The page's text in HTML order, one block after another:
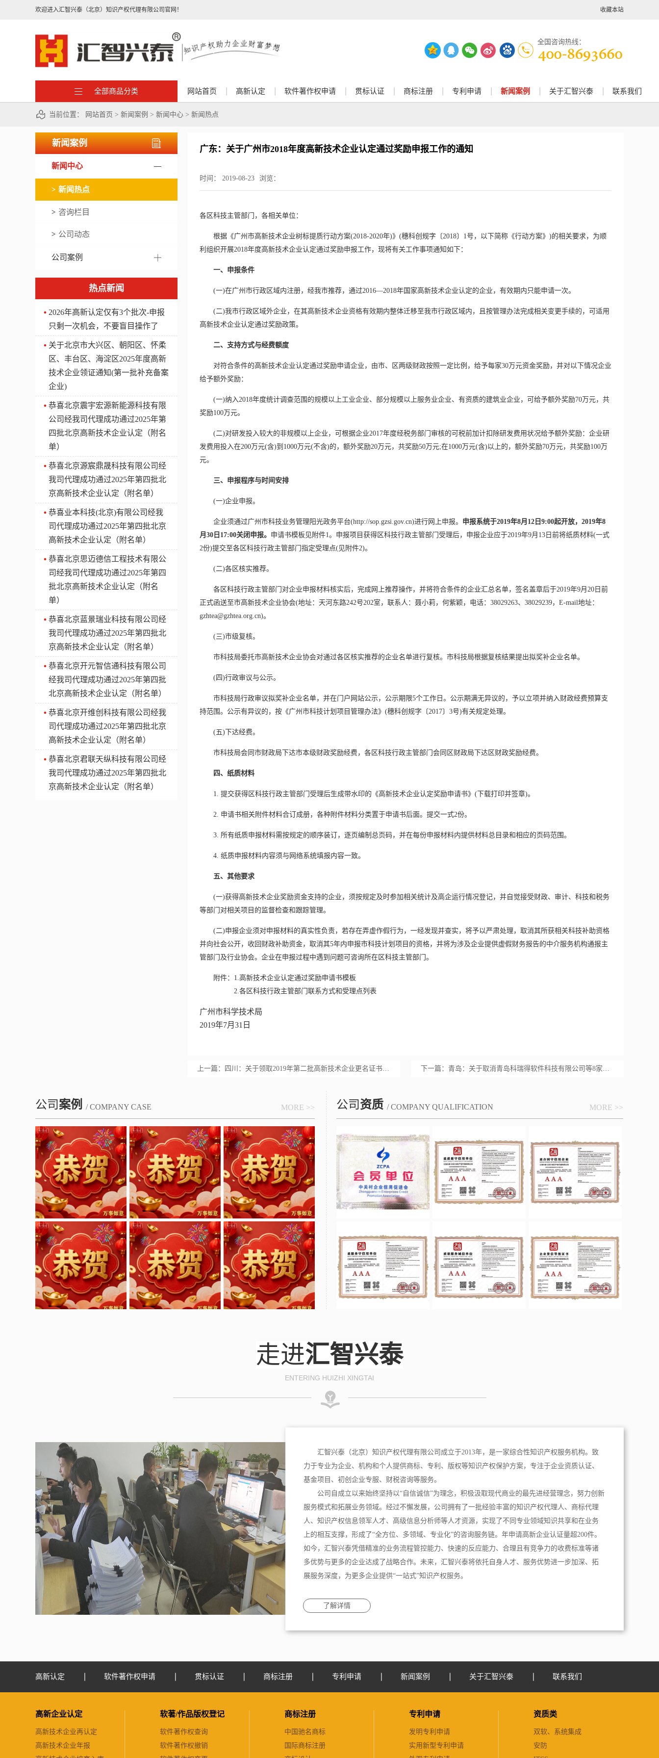
欢迎进入汇智兴泰（北京）知识产权代理有限公司官网！ 收藏本站
全国咨询热线：
全部商品分类 网站首页 高新认定 软件著作权申请 贯标认证 商标注册 专利申请 新闻案例 关于汇智兴泰 联系我们
当前位置： 网站首页 > 新闻案例 > 新闻中心 > 新闻热点
新闻案例
新闻中心
新闻热点
咨询栏目
公司动态
公司案例
热点新闻
2026年高新认定仅有3个批次-申报
只剩一次机会，不要盲目操作了
关于北京市大兴区、朝阳区、怀柔
区、丰台区、海淀区2025年度高新
技术企业领证通知(第一批补充备案
企业)
​恭喜北京震宇宏源新能源科技有限
公司经我司代理成功通过2025年第
四批北京高新技术企业认定（附名
单）
​恭喜北京源宸鼎晟科技有限公司经
我司代理成功通过2025年第四批北
京高新技术企业认定（附名单）
​恭喜业本科技(北京)有限公司经我
司代理成功通过2025年第四批北京
高新技术企业认定（附名单）
​恭喜北京思迈德信工程技术有限公
司经我司代理成功通过2025年第四
批北京高新技术企业认定（附名
单）
​恭喜北京蓝景瑞业科技有限公司经
我司代理成功通过2025年第四批北
京高新技术企业认定（附名单）
​恭喜北京开元智信通科技有限公司
经我司代理成功通过2025年第四批
北京高新技术企业认定（附名单）
​恭喜北京开维创科技有限公司经我
司代理成功通过2025年第四批北京
高新技术企业认定（附名单）
​恭喜北京君联天纵科技有限公司经
我司代理成功通过2025年第四批北
京高新技术企业认定（附名单）
广东：关于广州市2018年度高新技术企业认定通过奖励申报工作的通知
时间： 2019-08-23 浏览：
各区科技主管部门，各相关单位：
根据《广州市高新技术企业树标提质行动方案(2018-2020年)》(穗科创规字〔2018〕1号，以下简称《行动方案》)的相关要求，为顺
利组织开展2018年度高新技术企业认定通过奖励申报工作，现将有关工作事项通知如下：
一、申报条件
(一)在广州市行政区域内注册，经我市推荐，通过2016—2018年 国家高新技术企业认定的企业，有效期内只能申请一次。
(二)我市行政区域外企业，在其高新技术企业资格有效期内整体迁移至我市行政区域内，且按管理办法完成相关变更手续的，可适用
高新技术企业认定通过奖励政策。
二、支持方式与经费额度
对符合条件的高新技术企业认定通过奖励申请企业，由市、区两级财政按照一定比例，给予每家30万元资金奖励，并对以下情况企业
给予额外奖励：
(一)纳入2018年度统计调查范围的规模以上工业企业、部分规模以上服务业企业、有资质的建筑业企业，可给予额外奖励70万元，共
奖励100万元。
(二)对研发投入较大的非规模以上企业，可根据企业2017年度经税务部门审核的可税前加计扣除研发费用状况给予额外奖励：企业研
发费用投入在200万元(含)到1000万元(不含)的，额外奖励20万元，共奖励50万元;在1000万元(含)以上的，额外奖励70万元，共奖励100万
元。
三、申报程序与时间安排
(一)企业申报。
企业须通过广州市科技业务管理阳光政务平台(http://sop.gzsi.gov.cn)进行网上申报。 申报系统于2019年8月12日9:00起开放，2019年8
月30日17:00关闭申报。 申请书模板见附件1。申报项目获得区科技行政主管部门受理后，申报企业应于2019年9月13日前将纸质材料(一式
2份)提交至各区科技行政主管部门指定受理点(见附件2)。
(二)各区核实推荐。
各区科技行政主管部门对企业申报材料核实后，完成网上推荐操作，并将符合条件的企业汇总名单，签名盖章后于2019年9月20日前
正式函送至市高新技术企业协会(地址：天河东路242号202室，联系人：聂小莉，何紫颖，电话：38029263、38029239，E-mail地址：
gzhtea@gzhtea.org.cn)。
(三)市级复核。
市科技局委托市高新技术企业协会对通过各区核实推荐的企业名单进行复核。市科技局根据复核结果提出拟奖补企业名单。
(四)行政审议与公示。
市科技局行政审议拟奖补企业名单，并在门户网站公示，公示期限5个工作日。公示期满无异议的，予以立项并纳入财政经费预算支
持范围。公示有异议的，按《广州市科技计划项目管理办法》(穗科创规字〔2017〕3号)有关规定处理。
(五)下达经费。
市科技局会同市财政局下达市本级财政奖励经费，各区科技行政主管部门会同区财政局下达区财政奖励经费。
四、纸质材料
1. 提交获得区科技行政主管部门受理后生成带水印的《高新技术企业认定奖励申请书》(下载打印并签章)。
2. 申请书相关附件材料合订成册，各种附件材料分类置于申请书后面。提交一式2份。
3. 所有纸质申报材料需按规定的顺序装订，逐页编制总页码，并在每份申报材料内提供材料总目录和相应的页码范围。
4. 纸质申报材料内容须与网络系统填报内容一致。
五、其他要求
(一)获得高新技术企业奖励资金支持的企业，须按规定及时参加相关统计及高企运行情况登记，并自觉接受财政、审计、科技和税务
等部门对相关项目的监督检查和跟踪管理。
(二)申报企业须对申报材料的真实性负责，若存在弄虚作假行为，一经发现并查实，将予以严肃处理，取消其所获相关科技补助资格
并向社会公开，收回财政补助资金，取消其5年内申报市科技计划项目的资格，并将为涉及企业提供虚假财务报告的中介服务机构通报主
管部门及行业协会。企业在申报过程中遇到问题可咨询所在区科技主管部门。
附件：1.高新技术企业认定通过奖励申请书模板
2.各区科技行政主管部门联系方式和受理点列表
广州市科学技术局
2019年7月31日
上一篇： 四川：关于领取2019年第二批高新技术企业更名证书的通知 下一篇： 青岛：关于取消青岛科瑞得软件科技有限公司等8家高新技术企业资格的公告
公司案例 / COMPANY CASE MORE >> 公司资质 / COMPANY QUALIFICATION MORE >>
走进汇智兴泰
ENTERING HUIZHI XINGTAI
汇智兴泰（北京）知识产权代理有限公司成立于2013年，是一家综合性知识产权服务机构。致
力于专业为企业、机构和个人提供商标、专利、版权等知识产权保护方案，专注于企业资质认证、
基金项目、初创企业专服、财税咨询等服务。
公司自成立以来始终坚持以“自信诚信”为理念，积极汲取现代商业的最先进经营理念，努力创新
服务模式和拓展业务领域。经过不懈发展，公司拥有了一批经验丰富的知识产权代理人、商标代理
人、知识产权信息领军人才、高级信息分析师等人才资源，实现了不同专业领域知识共享和在业务
上的相互支撑，形成了“全方位、多领域、专业化”的咨询服务链。年申请高新企业认证量超200件。
如今，汇智兴泰凭借精准的业务流程管控能力、快速的反应能力、合理且有竞争力的收费标准等诸
多优势与更多的企业达成了战略合作。未来，汇智兴泰将依托自身人才、服务优势进一步加深、拓
展服务深度，为更多企业提供“一站式”知识产权服务。
了解详情
高新认定 软件著作权申请 贯标认证 商标注册 专利申请 新闻案例 关于汇智兴泰 联系我们
高新企业认定
高新技术企业再认定
高新技术企业年报
软著/作品版权登记
软件著作权查询
软件著作权撤销
商标注册
中国驰名商标
国际商标注册
专利申请
发明专利申请
实用新型专利申请
资质类
双软、系统集成
安防